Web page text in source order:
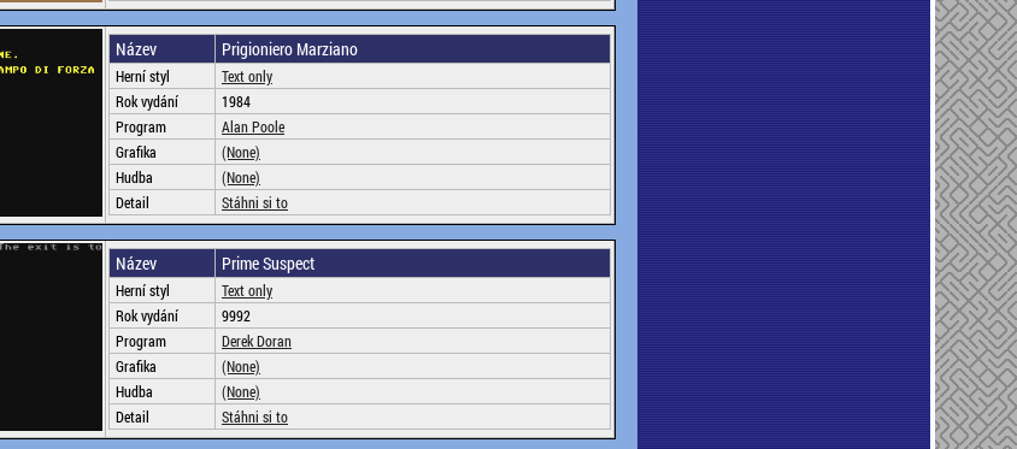
Název Prigioniero Marziano
Herní styl
Text only
Rok vydání
1984
Program
Alan Poole
Grafika
(None)
Hudba
(None)
Detail
Stáhni si to
Název Prime Suspect
Herní styl
Text only
Rok vydání
9992
Program
Derek Doran
Grafika
(None)
Hudba
(None)
Detail
Stáhni si to